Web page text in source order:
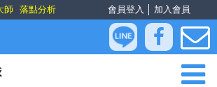
會員登入 加入會員
師 落點分析